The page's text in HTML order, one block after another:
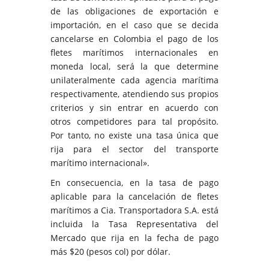
de las obligaciones de exportación e
importación, en el caso que se decida
cancelarse en Colombia el pago de los
fletes marítimos internacionales en
moneda local, será la que determine
unilateralmente cada agencia marítima
respectivamente, atendiendo sus propios
criterios y sin entrar en acuerdo con
otros competidores para tal propósito.
Por tanto, no existe una tasa única que
rija para el sector del transporte
marítimo internacional».
En consecuencia, en la tasa de pago
aplicable para la cancelación de fletes
marítimos a Cia. Transportadora S.A. está
incluida la Tasa Representativa del
Mercado que rija en la fecha de pago
más $20 (pesos col) por dólar.